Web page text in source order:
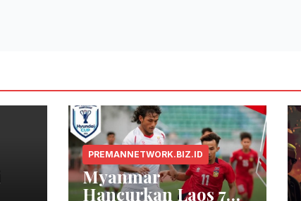
PREMANNETWORK.BIZ.ID
Myanmar
Hancurkan Laos 7